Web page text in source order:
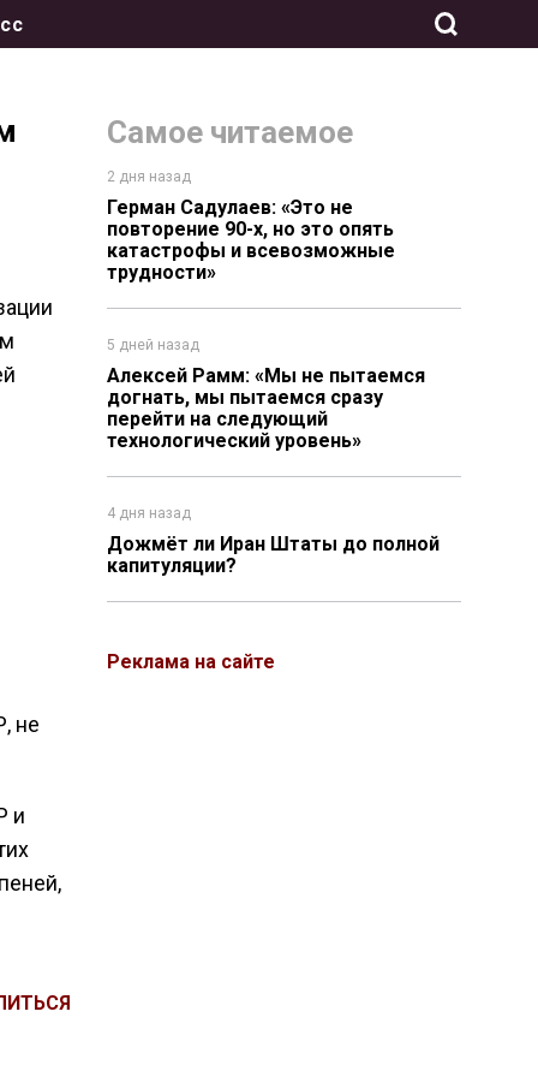
Самое читаемое
2 дня назад
Герман Садулаев: «Это не
повторение 90-х, но это опять
катастрофы и всевозможные
трудности»
5 дней назад
Алексей Рамм: «Мы не пытаемся
догнать, мы пытаемся сразу
перейти на следующий
технологический уровень»
4 дня назад
Дожмёт ли Иран Штаты до полной
капитуляции?
Реклама на сайте
не
и